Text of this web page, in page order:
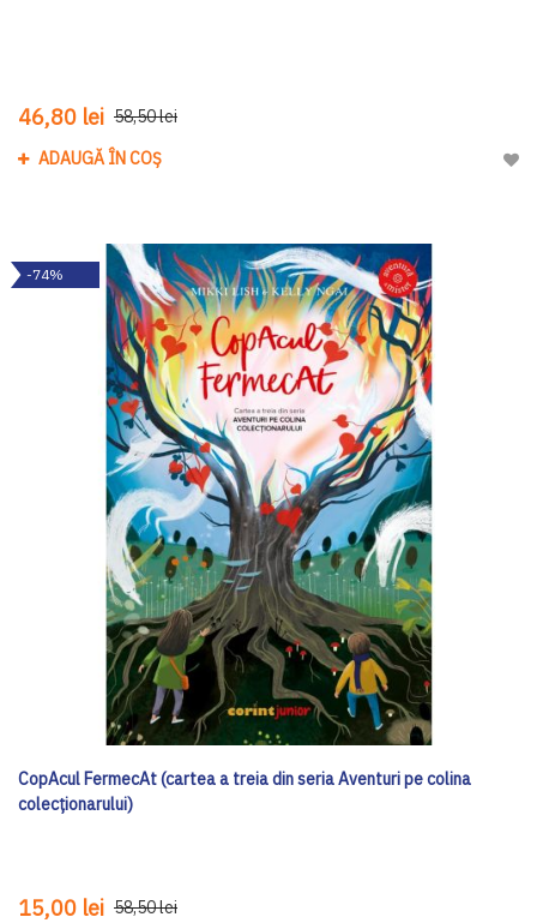
46,80 lei 58,50 lei
ADAUGĂ ÎN COȘ
-74%
CopAcul FermecAt (cartea a treia din seria Aventuri pe colina
colecționarului)
15,00 lei 58,50 lei